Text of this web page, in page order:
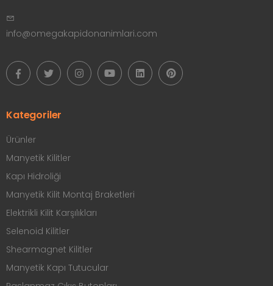
info@omegakapidonanimlari.com
Kategoriler
Ürünler
Manyetik Kilitler
Kapı Hidroliği
Manyetik Kilit Montaj Braketleri
Elektrikli Kilit Karşılıkları
Selenoid Kilitler
Shearmagnet Kilitler
Manyetik Kapı Tutucular